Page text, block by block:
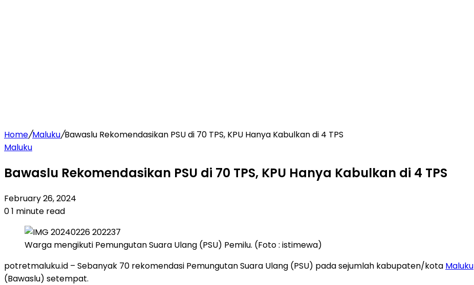
Home/Maluku/Bawaslu Rekomendasikan PSU di 70 TPS, KPU Hanya Kabulkan di 4 TPS
Maluku
Bawaslu Rekomendasikan PSU di 70 TPS, KPU Hanya Kabulkan di 4 TPS
February 26, 2024
01 minute read
Warga mengikuti Pemungutan Suara Ulang (PSU) Pemilu. (Foto : istimewa)
potretmaluku.id – Sebanyak 70 rekomendasi Pemungutan Suara Ulang (PSU) pada sejumlah kabupaten/kota Maluku
(Bawaslu) setempat.